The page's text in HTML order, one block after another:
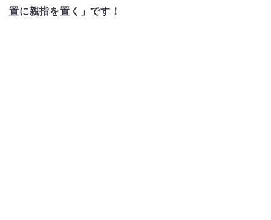
置に親指を置く」です！